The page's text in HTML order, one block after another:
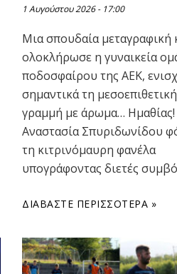
1 Αυγούστου 2026 17:00
Μια σπουδαία μεταγραφική
ολοκλήρωσε η γυναικεία
ποδοσφαίρου της ΑΕΚ,
σημαντικά τη
γραμμή με άρωμα…
Αναστασία Σπυριδωνίδου
τη κιτρινόμαυρη φανέλα
υπογράφοντας διετές
ΔΙΑΒΆΣΤΕ ΠΕΡΙΣΣΌΤΕΡΑ »